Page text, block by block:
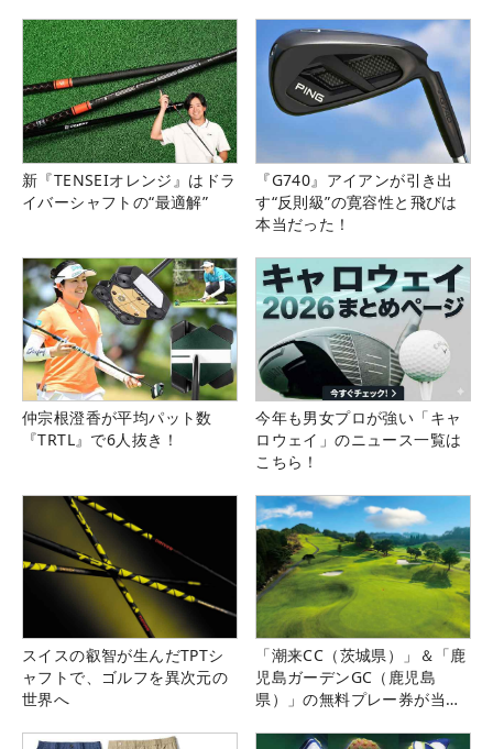
新『TENSEIオレンジ』はドラ
イバーシャフトの“最適解”
『G740』アイアンが引き出
す“反則級”の寛容性と飛びは
本当だった！
仲宗根澄香が平均パット数
『TRTL』で6人抜き！
今年も男女プロが強い「キャ
ロウェイ」のニュース一覧は
こちら！
スイスの叡智が生んだTPTシ
ャフトで、ゴルフを異次元の
世界へ
「潮来CC（茨城県）」＆「鹿
児島ガーデンGC（鹿児島
県）」の無料プレー券が当た